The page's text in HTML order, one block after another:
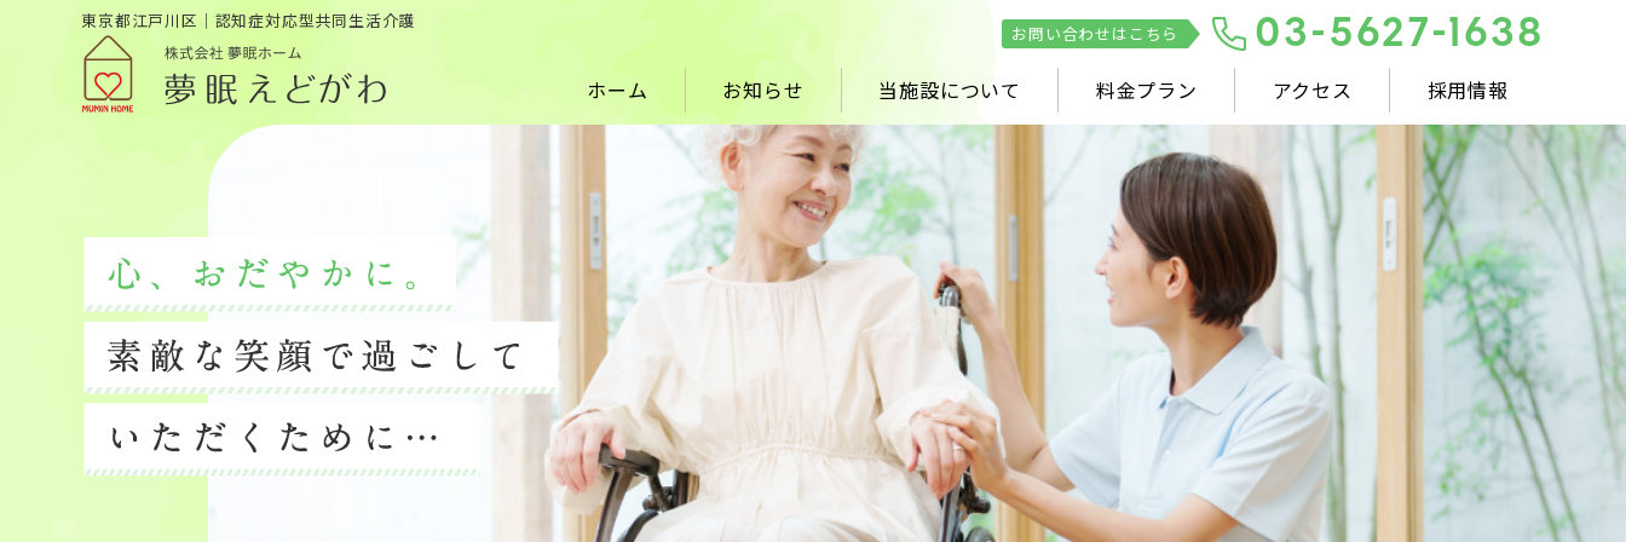
東京都江戸川区｜認知症対応型共同生活介護
お問い合わせはこちら 03-5627-1638
ホーム お知らせ 当施設について 料金プラン アクセス 採用情報